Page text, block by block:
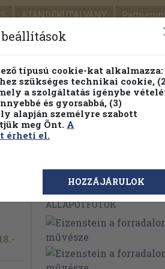
AJÁNDÉKUTALVÁNY
SEGÍTSÉG
FENNTARTHATÓ
kereső Témaköri fa
Megvásárolható
ÁLLAPOTFOTÓK
típusú cookie-kat alkalmazza:
szükséges technikai cookie,
a szolgáltatás igénybe
és gyorsabbá, (3)
alapján személyre szabott
meg Önt. A
érheti el.
HOZZÁJÁRULOK